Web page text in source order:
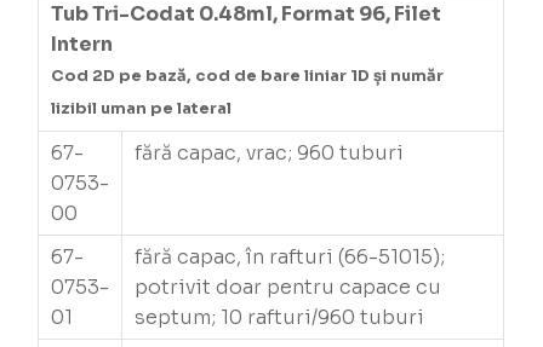
Tub Tri-Codat 0.48ml, Format 96, Filet
Intern
Cod 2D pe bază, cod de bare liniar 1D și număr
lizibil uman pe lateral
67-
0753-
00
fără capac, vrac; 960 tuburi
67-
0753-
01
fără capac, în rafturi (66-51015);
potrivit doar pentru capace cu
septum; 10 rafturi/960 tuburi